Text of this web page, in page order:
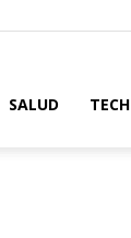
SALUD TECH